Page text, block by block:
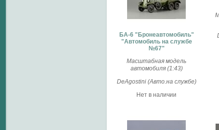
БА-6 "Бронеавтомобиль"
"Автомобиль на службе
№67"
Масштабная модель
автомобиля (1:43)
DeAgostini (Авто.на службе)
Нет в наличии